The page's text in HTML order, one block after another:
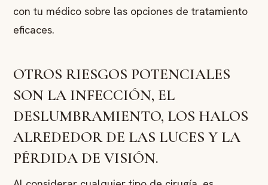
con tu médico sobre las opciones de tratamiento
eficaces.
OTROS RIESGOS POTENCIALES
SON LA INFECCIÓN, EL
DESLUMBRAMIENTO, LOS HALOS
ALREDEDOR DE LAS LUCES Y LA
PÉRDIDA DE VISIÓN.